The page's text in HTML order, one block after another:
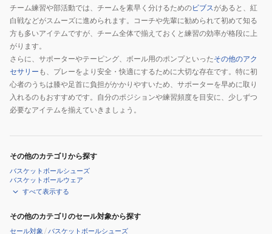
チーム練習や部活動では、チームを素早く分けるためのビブスがあると、紅
白戦などがスムーズに進められます。コーチや先輩に勧められて初めて知る
方も多いアイテムですが、チーム全体で揃えておくと練習の効率が格段に上
がります。
さらに、サポーターやテーピング、ボール用のポンプといったその他のアク
セサリー も、プレーをより安全・快適にするために大切な存在です。特に初
心者のうちは膝や足首に負担がかかりやすいため、サポーターを早めに取り
入れるのもおすすめです。自分のポジションや練習頻度を目安に、少しずつ
必要なアイテムを揃えていきましょう。
その他のカテゴリから探す
バスケットボールシューズ
バスケットボールウェア
すべて表示する
その他のカテゴリのセール対象から探す
セール対象 /バスケットボールシューズ